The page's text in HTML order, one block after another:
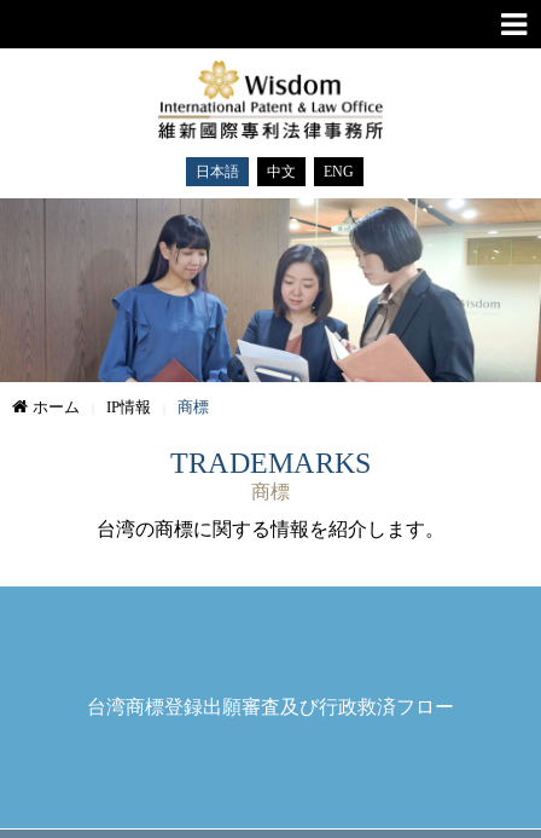
日本語 中文 ENG
ホーム IP情報 商標
TRADEMARKS
商標
台湾の商標に関する情報を紹介します。
台湾商標登録出願審査及び行政救済フロー